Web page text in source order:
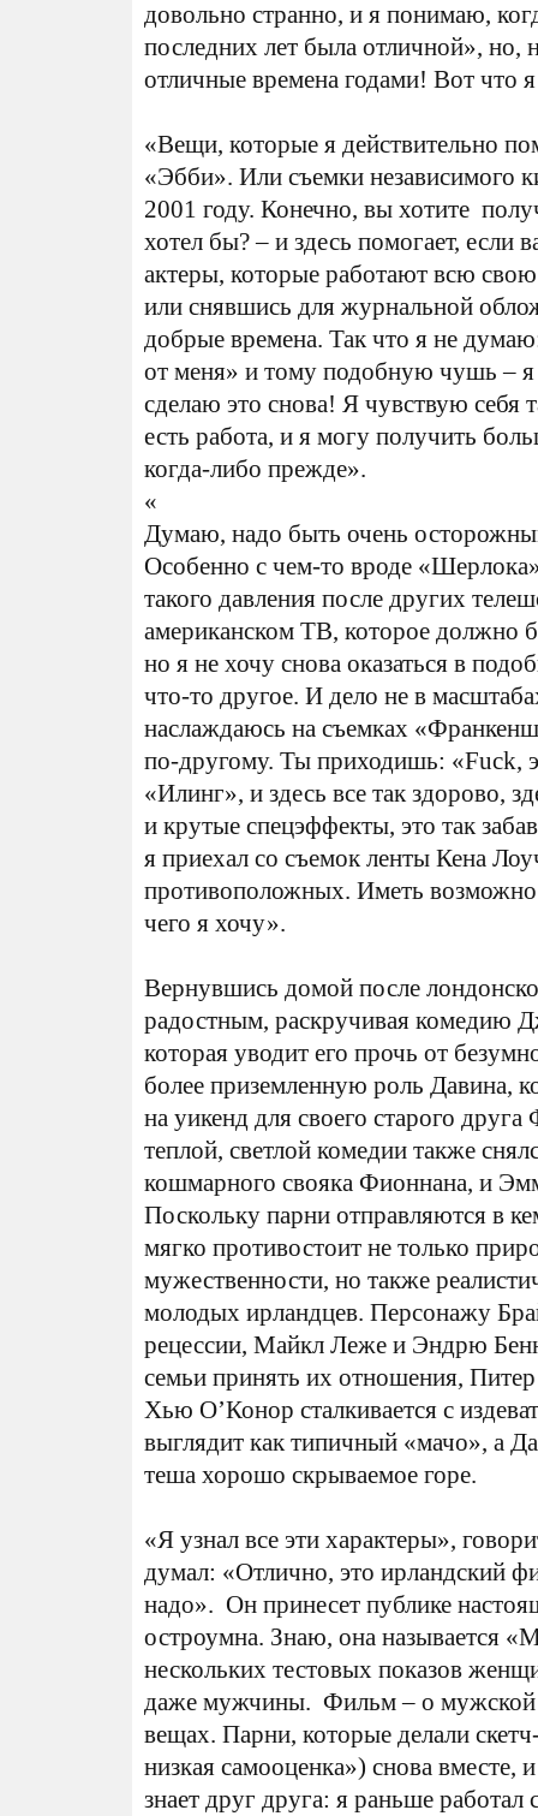
довольно странно, и я понимаю,
последних лет была отличной», но,
отличные времена годами! Вот что
«Вещи, которые я действительно
«Эбби». Или съемки независимого
2001 году. Конечно, вы хотите
хотел бы? – и здесь помогает, если
актеры, которые работают всю
или снявшись для журнальной
добрые времена. Так что я не
от меня» и тому подобную чушь – я
сделаю это снова! Я чувствую себя
есть работа, и я могу получить
когда-либо прежде».
«
Думаю, надо быть очень
Особенно с чем-то вроде
такого давления после других
американском ТВ, которое должно
но я не хочу снова оказаться в
что-то другое. И дело не в
наслаждаюсь на съемках
по-другому. Ты приходишь: «Fuck,
«Илинг», и здесь все так здорово,
и крутые спецэффекты, это так
я приехал со съемок ленты Кена
противоположных. Иметь
чего я хочу».
Вернувшись домой после
радостным, раскручивая комедию
которая уводит его прочь от
более приземленную роль Давина,
на уикенд для своего старого
теплой, светлой комедии также
кошмарного свояка Фионнана, и
Поскольку парни отправляются в
мягко противостоит не только
мужественности, но также
молодых ирландцев. Персонажу
рецессии, Майкл Леже и Эндрю
семьи принять их отношения,
Хью O’Конор сталкивается с
выглядит как типичный «мачо», а
теша хорошо скрываемое горе.
«Я узнал все эти характеры»,
думал: «Отлично, это ирландский
надо». Он принесет публике
остроумна. Знаю, она называется
нескольких тестовых показов
даже мужчины. Фильм – о
вещах. Парни, которые делали
низкая самооценка») снова вместе,
знает друг друга: я раньше